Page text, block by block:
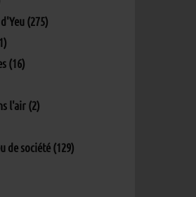
(275)
(16)
l'air (2)
de société (129)